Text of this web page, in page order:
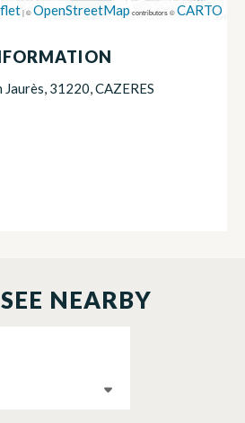
|©OpenStreetMap contributors ©CARTO
31220, CAZERES
NEARBY